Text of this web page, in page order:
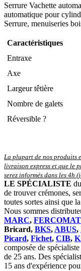
Serrure Vachette
automatique pour
Serrure, menuiseries
Caractéristiques
Entraxe
Axe
Largeur têtière
Nombre de galets
Réversible ?
La plupart de nos produits
livraison express et que le
serez informés dans les 4h
LE SPÉCIALISTE
de trouver crémones,
toutes sortes ainsi que
Nous sommes
MARC,
Bricard, BKS, ABUS,
Picard, Fichet, CIB,
composée de
de 25 ans. Des
15 ans d'expérience